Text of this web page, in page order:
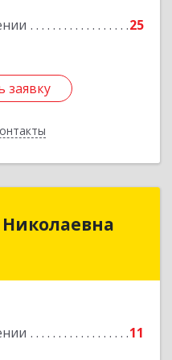
25
заявку
Подробнее
заявку
11